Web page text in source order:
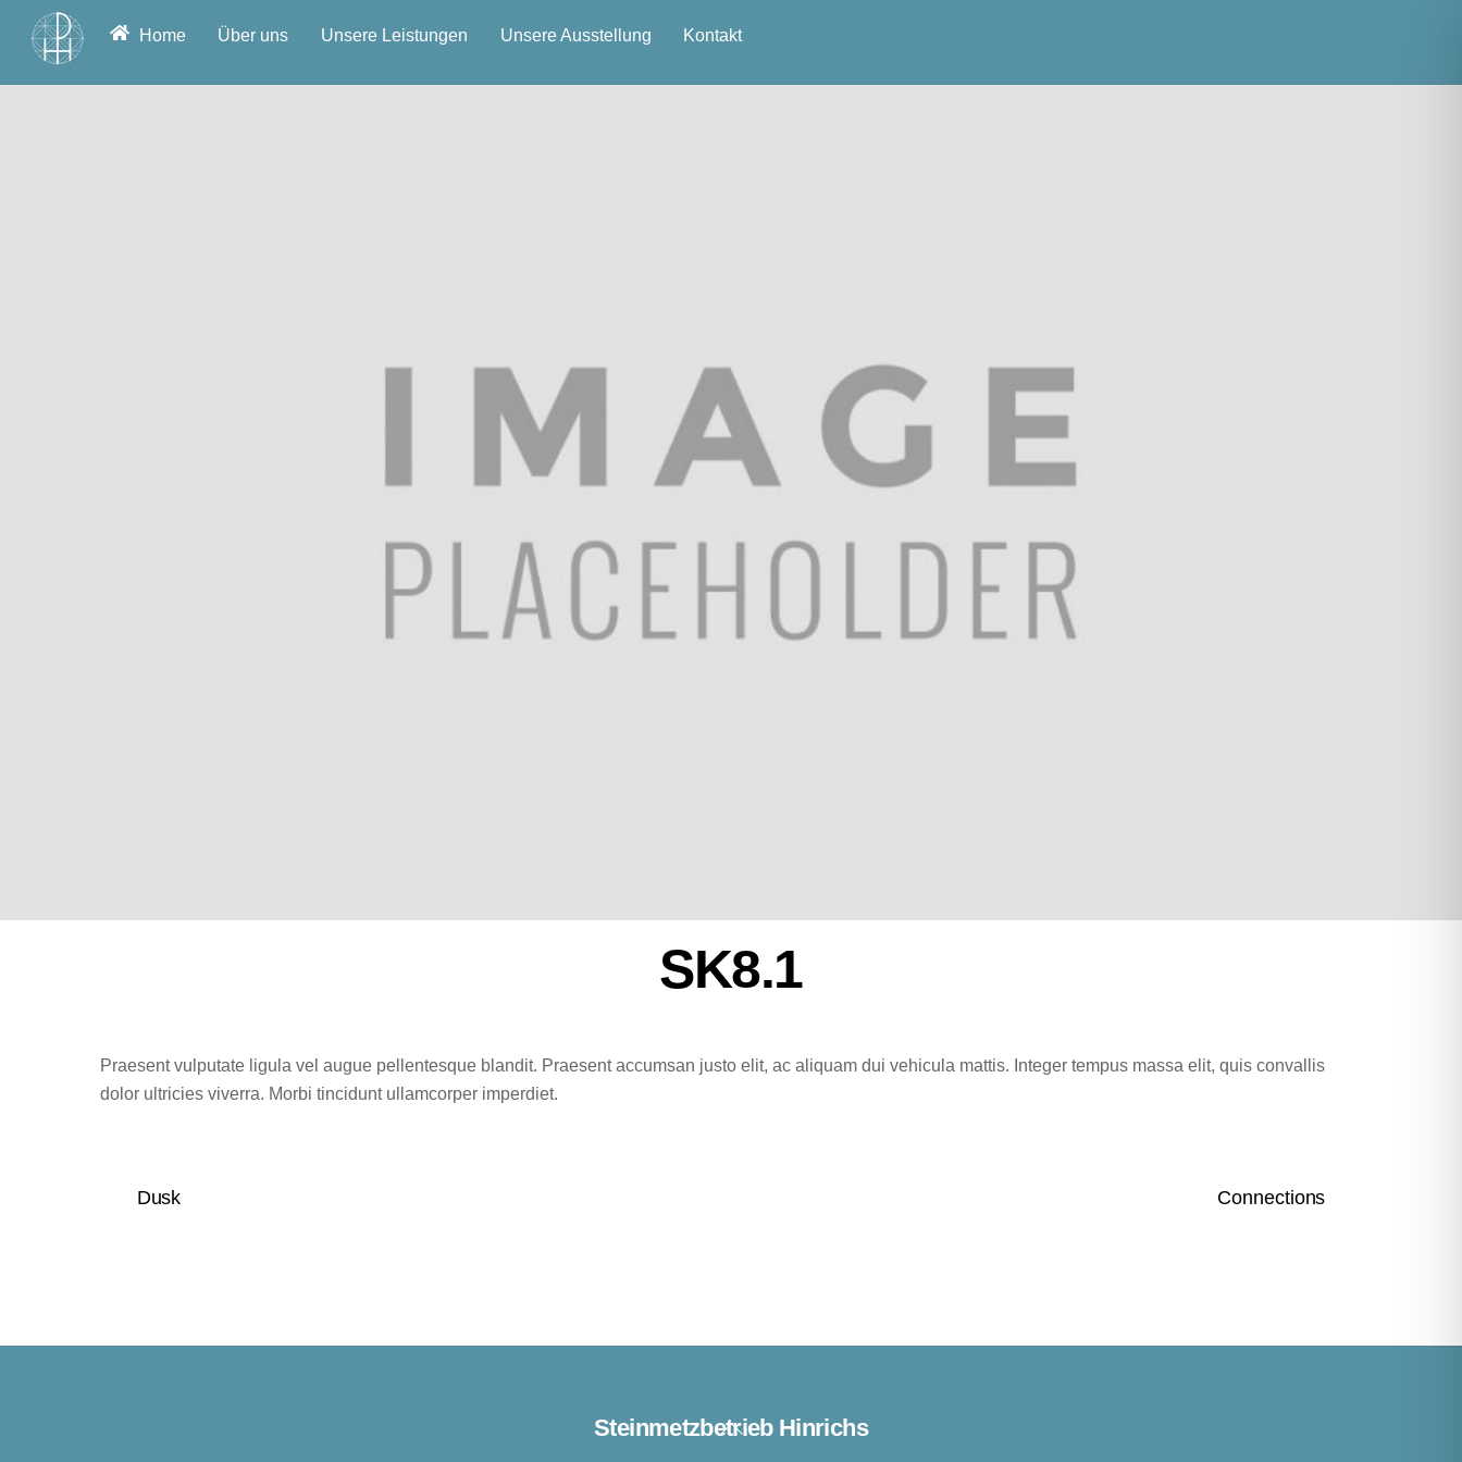
content
Home Über uns Unsere Leistungen Unsere Ausstellung Kontakt
SK8.1
Praesent vulputate ligula vel augue pellentesque blandit. Praesent accumsan justo elit, ac aliquam dui vehicula mattis. Integer tempus massa elit, quis convallis
dolor ultricies viverra. Morbi tincidunt ullamcorper imperdiet.
Dusk Connections
Back
Steinmetzbetrieb Hinrichs